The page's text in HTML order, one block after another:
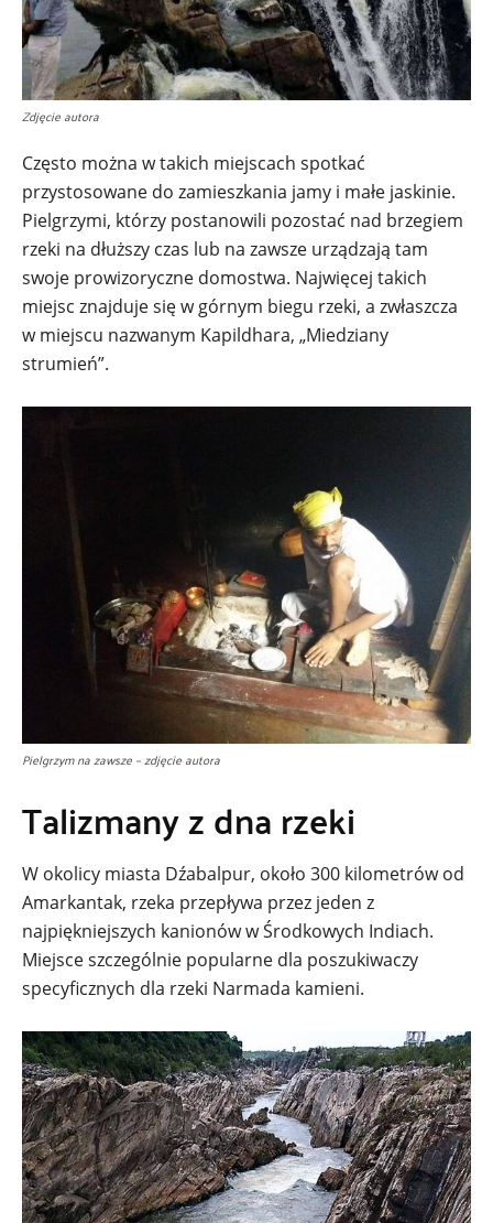
Zdjęcie autora
Często można w takich miejscach spotkać
przystosowane do zamieszkania jamy i małe jaskinie.
Pielgrzymi, którzy postanowili pozostać nad brzegiem
rzeki na dłuższy czas lub na zawsze urządzają tam
swoje prowizoryczne domostwa. Najwięcej takich
miejsc znajduje się w górnym biegu rzeki, a zwłaszcza
w miejscu nazwanym Kapildhara, „Miedziany
strumień”.
Pielgrzym na zawsze – zdjęcie autora
Talizmany z dna rzeki
W okolicy miasta Dźabalpur, około 300 kilometrów od
Amarkantak, rzeka przepływa przez jeden z
najpiękniejszych kanionów w Środkowych Indiach.
Miejsce szczególnie popularne dla poszukiwaczy
specyficznych dla rzeki Narmada kamieni.